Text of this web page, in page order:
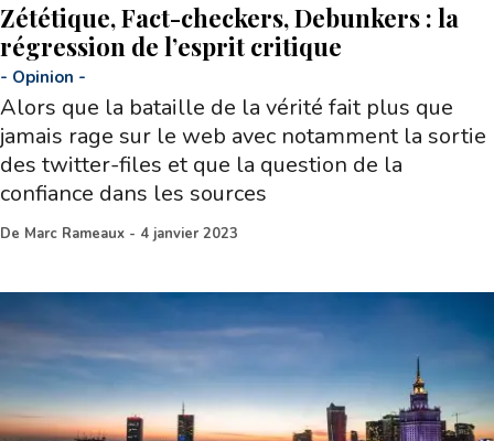
Zététique, Fact-checkers, Debunkers : la
régression de l’esprit critique
- Opinion -
Alors que la bataille de la vérité fait plus que
jamais rage sur le web avec notamment la sortie
des twitter-files et que la question de la
confiance dans les sources
De Marc Rameaux - 4 janvier 2023